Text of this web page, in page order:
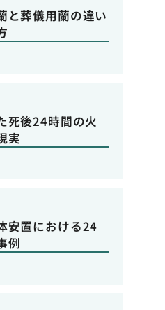
と葬儀用蘭の違い
死後24時間の火
実
安置における24
例